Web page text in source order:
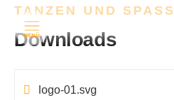
MENÜ
TANZEN UND SPASS
Downloads
logo-01.svg